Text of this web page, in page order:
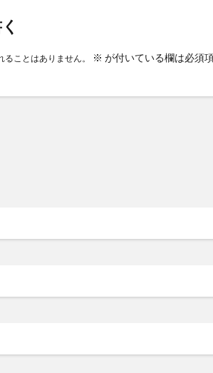
ことはありません。 ※ が付いている欄は必須